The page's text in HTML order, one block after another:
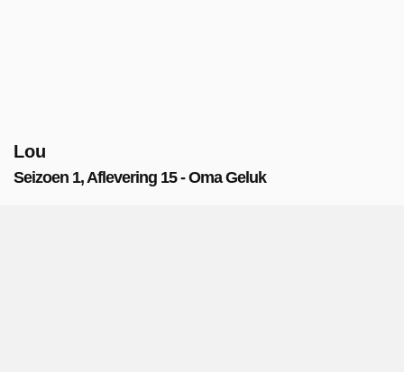
Lou
Seizoen 1, Aflevering 15 - Oma Geluk